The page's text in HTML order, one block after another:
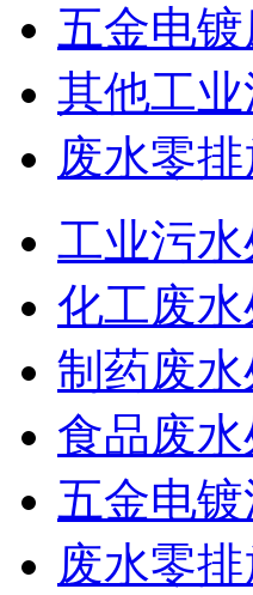
五金电
其他工
废水零
工业污
化工废
制药废
食品废
五金电
废水零